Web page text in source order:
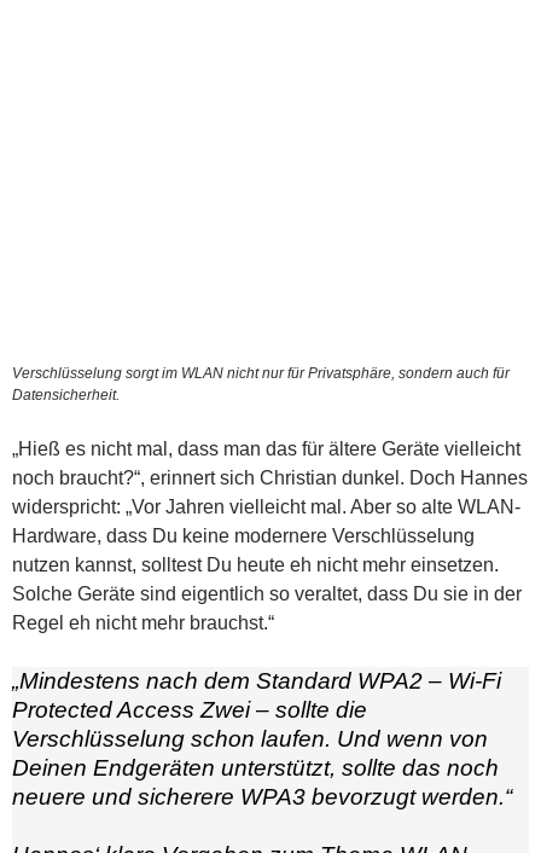
Verschlüsselung sorgt im WLAN nicht nur für Privatsphäre, sondern auch für
Datensicherheit.
„Hieß es nicht mal, dass man das für ältere Geräte vielleicht
noch braucht?“, erinnert sich Christian dunkel. Doch Hannes
widerspricht: „Vor Jahren vielleicht mal. Aber so alte WLAN-
Hardware, dass Du keine modernere Verschlüsselung
nutzen kannst, solltest Du heute eh nicht mehr einsetzen.
Solche Geräte sind eigentlich so veraltet, dass Du sie in der
Regel eh nicht mehr brauchst.“
„Mindestens nach dem Standard WPA2 – Wi-Fi
Protected Access Zwei – sollte die
Verschlüsselung schon laufen. Und wenn von
Deinen Endgeräten unterstützt, sollte das noch
neuere und sicherere WPA3 bevorzugt werden.“